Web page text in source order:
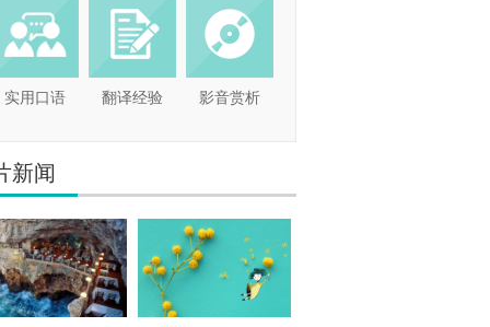
实用口语 翻译经验 影音赏析
新闻